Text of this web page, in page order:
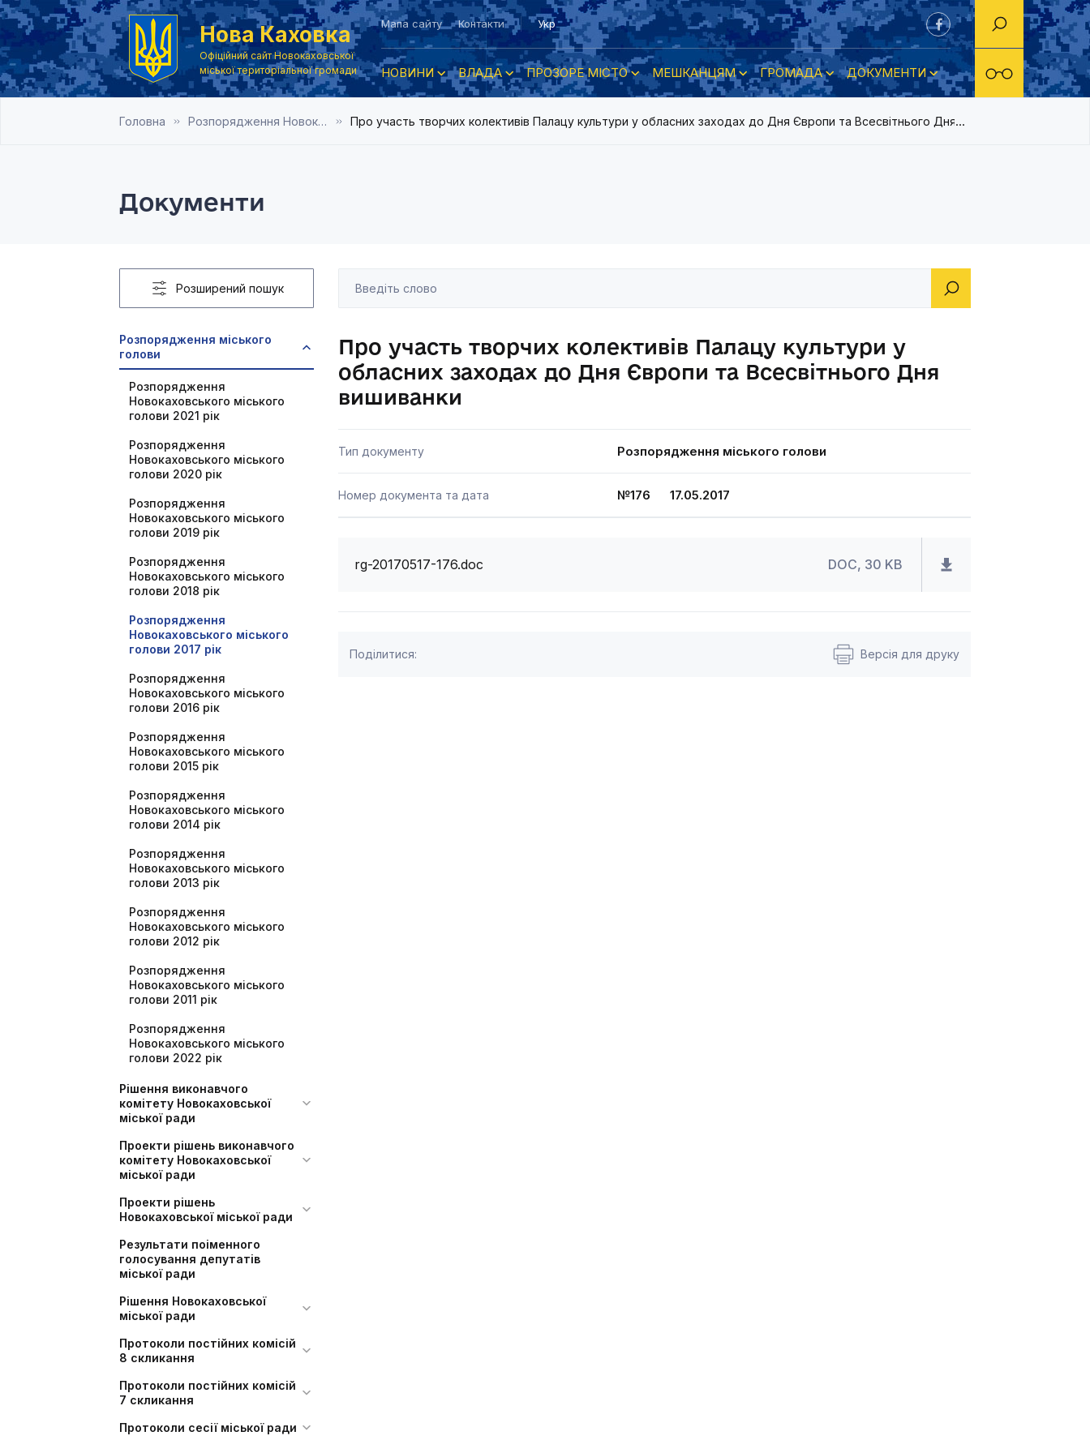
Нова Каховка
Офіційний сайт Новокаховської
міської територіальної громади
Мапа сайту Контакти Укр
НОВИНИ ВЛАДА ПРОЗОРЕ МІСТО МЕШКАНЦЯМ ГРОМАДА ДОКУМЕНТИ
Головна Розпорядження Новокаховського міського голови 2017 рік Про участь творчих колективів Палацу культури у обласних заходах до Дня Європи та Всесвітнього Дня вишиванки
Документи
Розширений пошук
Розпорядження міського
голови
Розпорядження
Новокаховського міського
голови 2021 рік
Розпорядження
Новокаховського міського
голови 2020 рік
Розпорядження
Новокаховського міського
голови 2019 рік
Розпорядження
Новокаховського міського
голови 2018 рік
Розпорядження
Новокаховського міського
голови 2017 рік
Розпорядження
Новокаховського міського
голови 2016 рік
Розпорядження
Новокаховського міського
голови 2015 рік
Розпорядження
Новокаховського міського
голови 2014 рік
Розпорядження
Новокаховського міського
голови 2013 рік
Розпорядження
Новокаховського міського
голови 2012 рік
Розпорядження
Новокаховського міського
голови 2011 рік
Розпорядження
Новокаховського міського
голови 2022 рік
Рішення виконавчого
комітету Новокаховської
міської ради
Проекти рішень виконавчого
комітету Новокаховської
міської ради
Проекти рішень
Новокаховської міської ради
Результати поіменного
голосування депутатів
міської ради
Рішення Новокаховської
міської ради
Протоколи постійних комісій
8 скликання
Протоколи постійних комісій
7 скликання
Протоколи сесії міської ради
Про участь творчих колективів Палацу культури у
обласних заходах до Дня Європи та Всесвітнього Дня
вишиванки
Тип документу Розпорядження міського голови
Номер документа та дата №176 17.05.2017
rg-20170517-176.doc DOC, 30 KB
Поділитися: Версія для друку